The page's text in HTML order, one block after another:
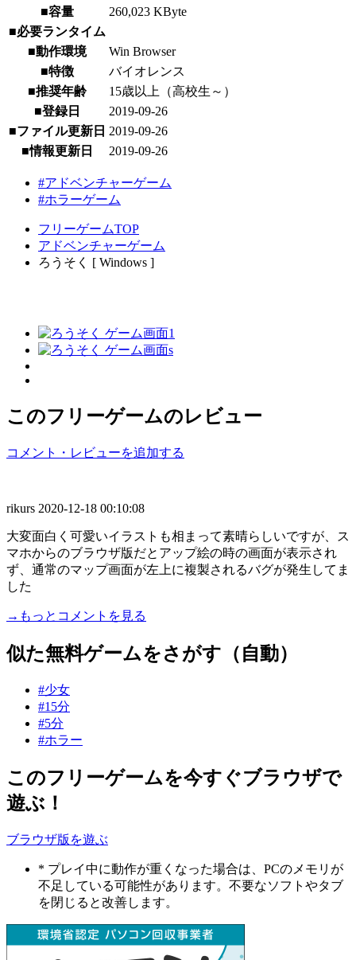
■容量
260,023 KByte
■必要ランタイム
■動作環境
Win Browser
■特徴
バイオレンス
■推奨年齢
15歳以上（高校生～）
■登録日
2019-09-26
■ファイル更新日 2019-09-26
■情報更新日
2019-09-26
#アドベンチャーゲーム
#ホラーゲーム
フリーゲームTOP
アドベンチャーゲーム
ろうそく [ Windows ]
このフリーゲームのレビュー
コメント・レビューを追加する
rikurs 2020-12-18 00:10:08
大変面白く可愛いイラストも相まって素晴らしいですが、ス
マホからのブラウザ版だとアップ絵の時の画面が表示され
ず、通常のマップ画面が左上に複製されるバグが発生してま
した
→もっとコメントを見る
似た無料ゲームをさがす（自動）
#少女
#15分
#5分
#ホラー
このフリーゲームを今すぐブラウザで
遊ぶ！
ブラウザ版を遊ぶ
* プレイ中に動作が重くなった場合は、PCのメモリが
不足している可能性があります。不要なソフトやタブ
を閉じると改善します。